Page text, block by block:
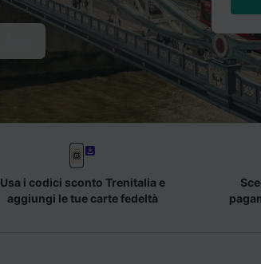
Usa i codici sconto Trenitalia e
aggiungi le tue carte fedeltà